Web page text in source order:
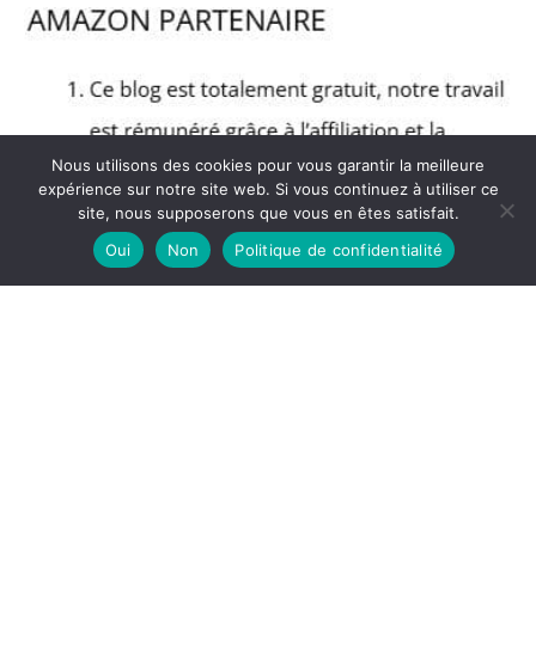
Nous utilisons des cookies pour vous garantir la meilleure
expérience sur notre site web. Si vous continuez à utiliser ce
site, nous supposerons que vous en êtes satisfait.
Oui
Non Politique de confidentialité